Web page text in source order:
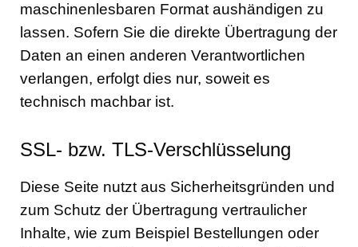
maschinenlesbaren Format aushändigen zu
lassen. Sofern Sie die direkte Übertragung der
Daten an einen anderen Verantwortlichen
verlangen, erfolgt dies nur, soweit es
technisch machbar ist.
SSL- bzw. TLS-Verschlüsselung
Diese Seite nutzt aus Sicherheitsgründen und
zum Schutz der Übertragung vertraulicher
Inhalte, wie zum Beispiel Bestellungen oder